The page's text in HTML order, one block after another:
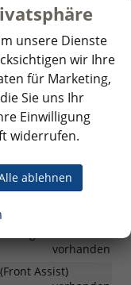
Plus" und
vorhanden
im
vorhanden
vorhanden
vorhanden
vorhanden
Assist)
unsere Dienste
wir Ihre
für Marketing,
Sie uns Ihr
Einwilligung
widerrufen.
ablehnen